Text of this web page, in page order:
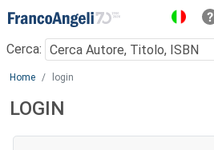
Menu
Cerca:
Main content
Home login
LOGIN